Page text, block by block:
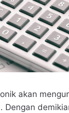
akan